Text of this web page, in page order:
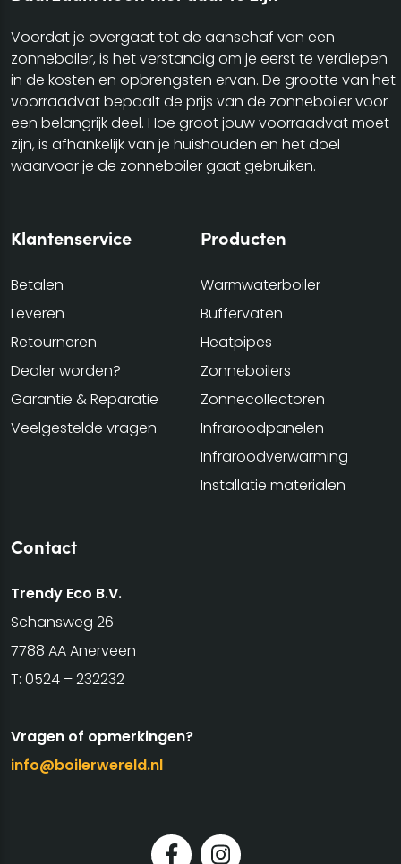
Voordat je overgaat tot de aanschaf van een
zonneboiler, is het verstandig om je eerst te verdiepen
in de kosten en opbrengsten ervan. De grootte van het
voorraadvat bepaalt de prijs van de zonneboiler voor
een belangrijk deel. Hoe groot jouw voorraadvat moet
zijn, is afhankelijk van je huishouden en het doel
waarvoor je de zonneboiler gaat gebruiken.
Klantenservice
Betalen
Leveren
Retourneren
Dealer worden?
Garantie & Reparatie
Veelgestelde vragen
Producten
Warmwaterboiler
Buffervaten
Heatpipes
Zonneboilers
Zonnecollectoren
Infraroodpanelen
Infraroodverwarming
Installatie materialen
Contact
Trendy Eco B.V.
Schansweg 26
7788 AA Anerveen
T: 0524 – 232232
Vragen of opmerkingen?
info@boilerwereld.nl